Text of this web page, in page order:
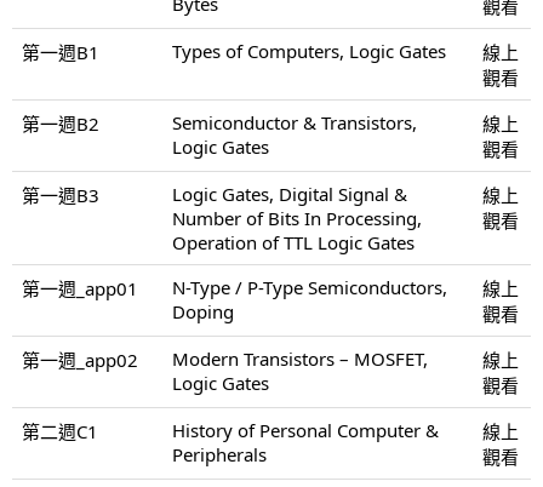
觀看
第一週B1
Types of Computers, Logic Gates
線上
觀看
第一週B2
Semiconductor & Transistors,
Logic Gates
線上
觀看
第一週B3
Logic Gates, Digital Signal &
Number of Bits In Processing,
Operation of TTL Logic Gates
線上
觀看
第一週_app01
N-Type / P-Type Semiconductors,
Doping
線上
觀看
第一週_app02
Modern Transistors – MOSFET,
Logic Gates
線上
觀看
第二週C1
History of Personal Computer &
Peripherals
線上
觀看